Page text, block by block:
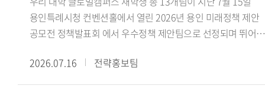
수료했더라고요. 활동하면서 강의실에서 이론으로만 접하던
내용을 현장에서 몸소 겪고, 낯설고 어색한 순간도 많았습니다.
그럼에도 해외에 나가 바이어들과 직접 상담을 하고 억 단위 큰
규모의 거래를 협상하고 계약을 완료한 경험은 정말 큰 도움이
용인특례시청 컨벤션홀에서 열린 2026년 용인 미래정책 제안
공모전 정책발표회 에서 우수정책 제안팀으로 선정되며 뛰어난
용인특례시가 주최한 이번 공모전은 미래사회의 주역인
청년들의 창의적인 아이디어를 발굴하고 이를 용인시의 미래
2026.07.16 전략홍보팀